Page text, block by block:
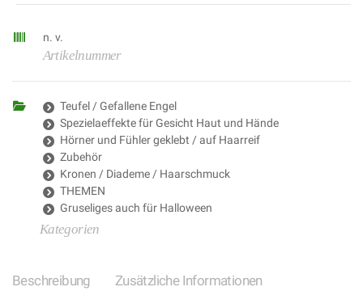
n. v.
Artikelnummer
Teufel / Gefallene Engel
Spezielaeffekte für Gesicht Haut und Hände
Hörner und Fühler geklebt / auf Haarreif
Zubehör
Kronen / Diademe / Haarschmuck
THEMEN
Gruseliges auch für Halloween
Kategorien
Beschreibung Zusätzliche Informationen